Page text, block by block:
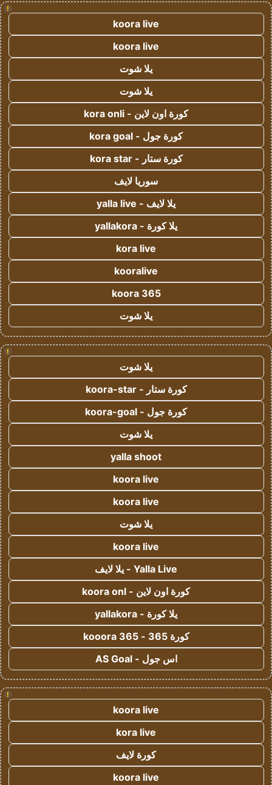
!
koora live
koora live
يلا شوت
يلا شوت
كورة اون لاين - kora onli
كورة جول - kora goal
كورة ستار - kora star
سوريا لايف
يلا لايف - yalla live
يلا كورة - yallakora
kora live
kooralive
koora 365
يلا شوت
!
يلا شوت
كورة ستار - koora-star
كورة جول - koora-goal
يلا شوت
yalla shoot
koora live
koora live
يلا شوت
koora live
Yalla Live - يلا لايف
كورة اون لاين - koora onl
يلا كورة - yallakora
كورة 365 - kooora 365
اس جول - AS Goal
!
koora live
kora live
كورة لايف
koora live